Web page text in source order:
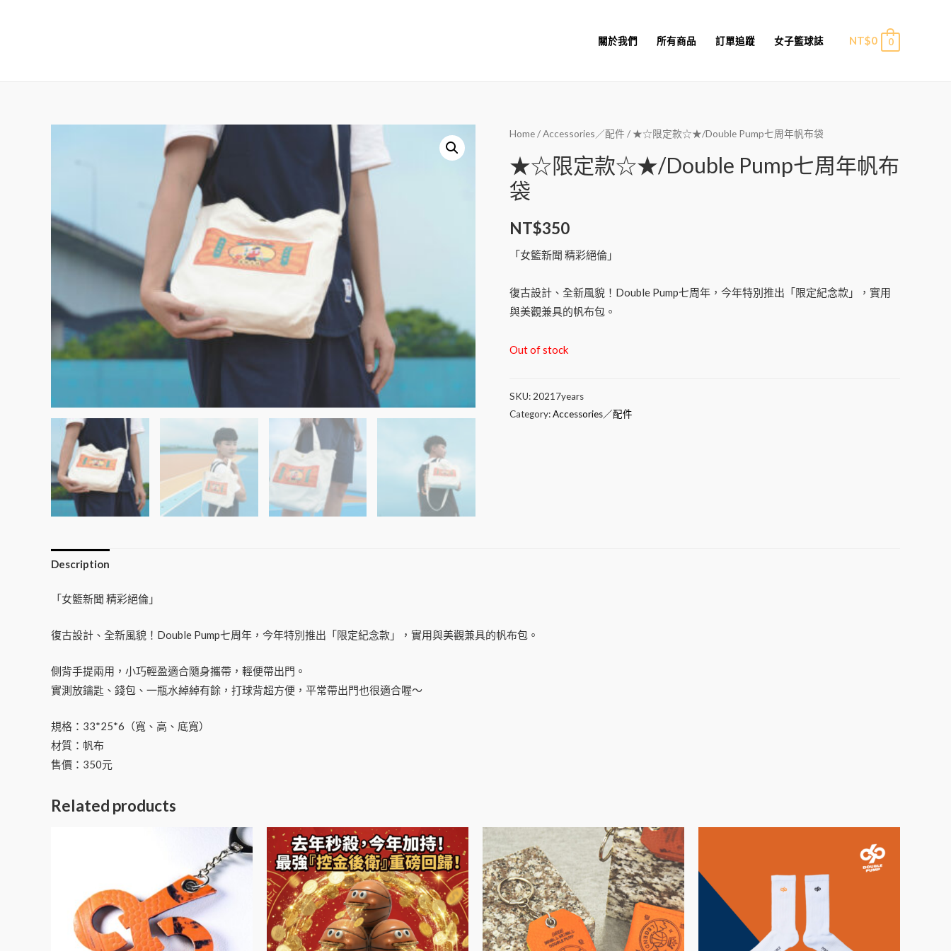
關於我們 所有商品 訂單追蹤 女子籃球誌 NT$0 0
Home/Accessories／配件 / ★☆限定款☆★/Double Pump七周年帆布袋
★☆限定款☆★/Double Pump七周年帆布
袋
NT$350
「女籃新聞 精彩絕倫」
復古設計、全新風貌！Double Pump七周年，今年特別推出「限定紀念款」，實用
與美觀兼具的帆布包。
Out of stock
SKU:20217years
Category:Accessories／配件
Description
「女籃新聞 精彩絕倫」
復古設計、全新風貌！Double Pump七周年，今年特別推出「限定紀念款」，實用與美觀兼具的帆布包。
側背手提兩用，小巧輕盈適合隨身攜帶，輕便帶出門。
實測放鑰匙、錢包、一瓶水綽綽有餘，打球背超方便，平常帶出門也很適合喔～
規格：33*25*6（寬、高、底寬）
材質：帆布
售價：350元
Related products